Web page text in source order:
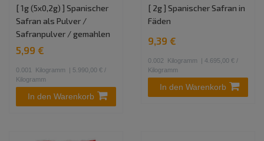
[ 1g (5x0,2g) ] Spanischer
Safran als Pulver /
Safranpulver / gemahlen
5,99 €
0.001 Kilogramm
| 5.990,00 € /
Kilogramm
In den Warenkorb
[ 2g ] Spanischer Safran in
Fäden
9,39 €
0.002 Kilogramm
| 4.695,00 € /
Kilogramm
In den Warenkorb